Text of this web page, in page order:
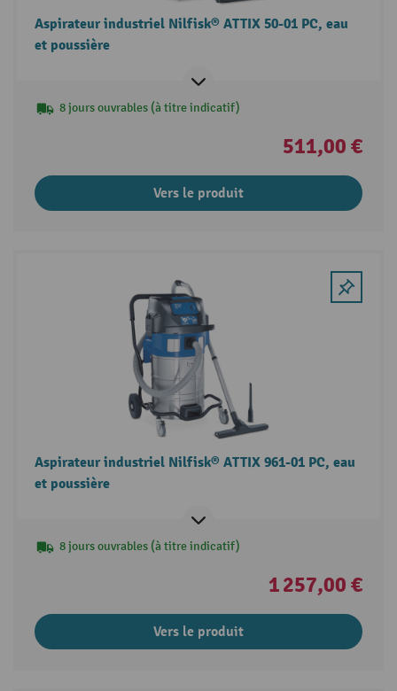
Aspirateur industriel Nilfisk® ATTIX 50-01 PC, eau
et poussière
8 jours ouvrables (à titre indicatif)
511,00 €
Vers le produit
Aspirateur industriel Nilfisk® ATTIX 961-01 PC, eau
et poussière
8 jours ouvrables (à titre indicatif)
1 257,00 €
Vers le produit